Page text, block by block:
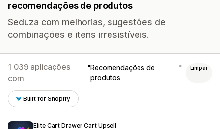
recomendações de produtos
Seduza com melhorias, sugestões de
combinações e itens irresistíveis.
1 039 aplicações
com
Recomendações de
produtos
Limpar
Built for Shopify
Elite Cart Drawer Cart Upsell